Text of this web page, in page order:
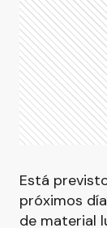
Está
próximos
de material